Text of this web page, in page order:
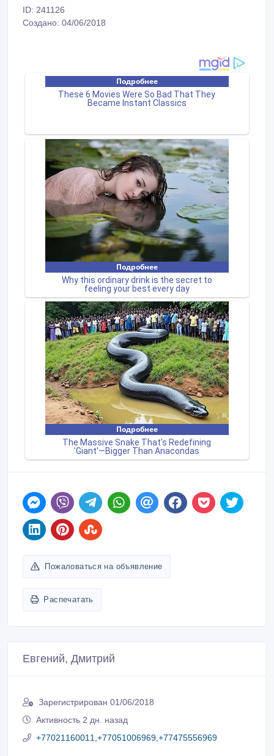
ID: 241126
Создано: 04/06/2018
Пожаловаться на объявление
Распечатать
Евгений, Дмитрий
Зарегистрирован 01/06/2018
Активность 2 дн. назад
+77021160011,+77051006969,+77475556969